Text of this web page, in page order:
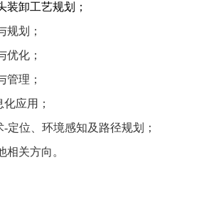
装卸工艺规划；
规划；
优化；
管理；
应用；
-定位、环境感知及路径规划；
相关方向。